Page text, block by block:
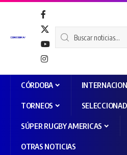
CÓRDOBA
TORNEOS
SÚPER RUGBY AMERICAS
OTRAS NOTICIAS